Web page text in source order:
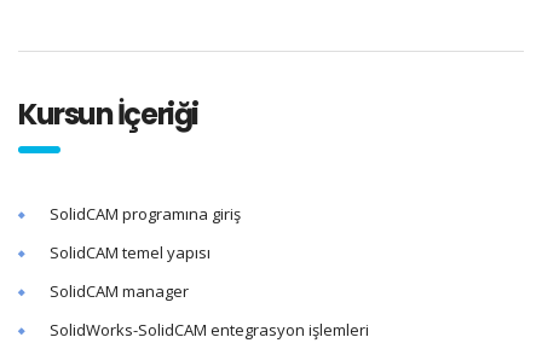
Kursun İçeriği
SolidCAM programına giriş
SolidCAM temel yapısı
SolidCAM manager
SolidWorks-SolidCAM entegrasyon işlemleri